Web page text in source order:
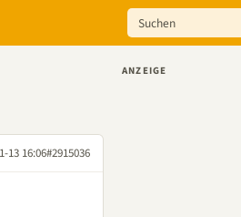
13 16:06#2915036
ANZEIGE